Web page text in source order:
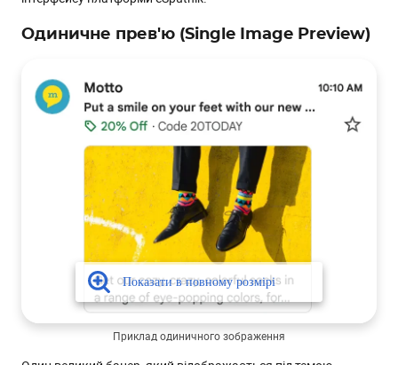
Одиничне прев'ю (Single Image Preview)
Приклад одиничного зображення